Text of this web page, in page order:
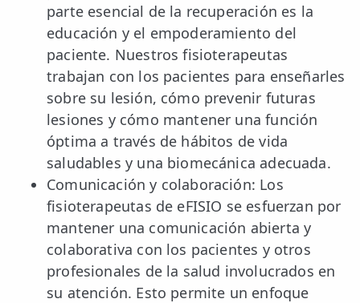
parte esencial de la recuperación es la
educación y el empoderamiento del
paciente. Nuestros fisioterapeutas
trabajan con los pacientes para enseñarles
sobre su lesión, cómo prevenir futuras
lesiones y cómo mantener una función
óptima a través de hábitos de vida
saludables y una biomecánica adecuada.
Comunicación y colaboración: Los
fisioterapeutas de eFISIO se esfuerzan por
mantener una comunicación abierta y
colaborativa con los pacientes y otros
profesionales de la salud involucrados en
su atención. Esto permite un enfoque